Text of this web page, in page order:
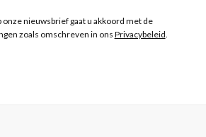
onze nieuwsbrief gaat u akkoord met de
zoals omschreven in ons Privacybeleid